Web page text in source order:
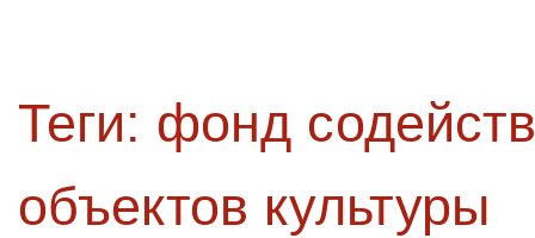
Теги: фонд
объектов культуры